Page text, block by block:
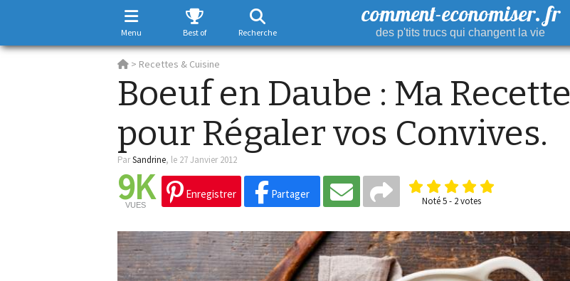
Menu Best of Recherche
comment-economiser. fr
des p'tits trucs qui changent la vie
> Recettes & Cuisine
Boeuf en Daube : Ma Recette
pour Régaler vos Convives.
ParSandrine, le 27 Janvier 2012
9K
VUES
Enregistrer Partager
Noté5- 2 votes